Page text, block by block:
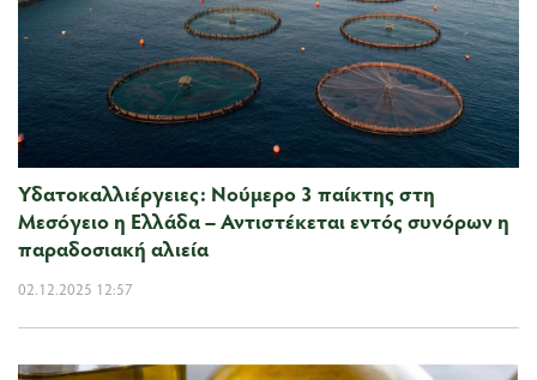
Υδατοκαλλιέργειες: Νούμερο 3 παίκτης στη
Μεσόγειο η Ελλάδα – Αντιστέκεται εντός συνόρων η
παραδοσιακή αλιεία
02.12.2025 12:57